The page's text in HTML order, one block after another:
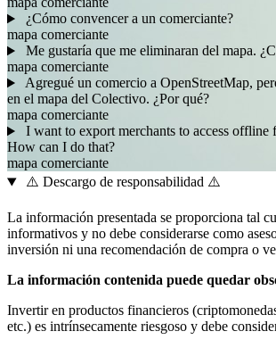
¿Cómo convencer a un comerciante?
mapa comerciante
Me gustaría que me eliminaran del mapa.
mapa comerciante
Agregué un comercio a OpenStreetMap,
en el mapa del Colectivo. ¿Por qué?
mapa comerciante
I want to export merchants to access offline
How can I do that?
mapa comerciante
⚠️ Descargo de responsabilidad ⚠️
La información presentada se proporciona tal
informativos y no debe considerarse como
inversión ni una recomendación de compra o
La información contenida puede quedar
Invertir en productos financieros
etc.) es intrínsecamente riesgoso y debe